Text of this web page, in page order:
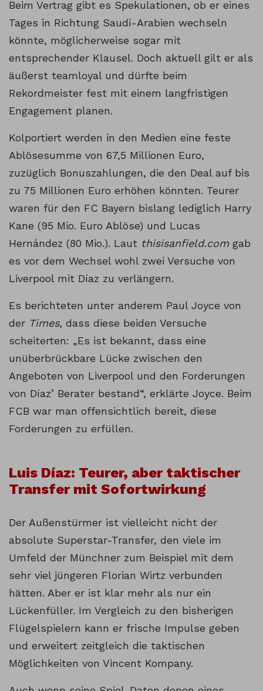
Beim Vertrag gibt es Spekulationen, ob er eines
Tages in Richtung Saudi-Arabien wechseln
könnte, möglicherweise sogar mit
entsprechender Klausel. Doch aktuell gilt er als
äußerst teamloyal und dürfte beim
Rekordmeister fest mit einem langfristigen
Engagement planen.
Kolportiert werden in den Medien eine feste
Ablösesumme von 67,5 Millionen Euro,
zuzüglich Bonuszahlungen, die den Deal auf bis
zu 75 Millionen Euro erhöhen könnten. Teurer
waren für den FC Bayern bislang lediglich Harry
Kane (95 Mio. Euro Ablöse) und Lucas
Hernández (80 Mio.). Laut thisisanfield.com gab
es vor dem Wechsel wohl zwei Versuche von
Liverpool mit Díaz zu verlängern.
Es berichteten unter anderem Paul Joyce von
der Times, dass diese beiden Versuche
scheiterten: „Es ist bekannt, dass eine
unüberbrückbare Lücke zwischen den
Angeboten von Liverpool und den Forderungen
von Díaz’ Berater bestand“, erklärte Joyce. Beim
FCB war man offensichtlich bereit, diese
Forderungen zu erfüllen.
Luis Díaz: Teurer, aber taktischer
Transfer mit Sofortwirkung
Der Außenstürmer ist vielleicht nicht der
absolute Superstar-Transfer, den viele im
Umfeld der Münchner zum Beispiel mit dem
sehr viel jüngeren Florian Wirtz verbunden
hätten. Aber er ist klar mehr als nur ein
Lückenfüller. Im Vergleich zu den bisherigen
Flügelspielern kann er frische Impulse geben
und erweitert zeitgleich die taktischen
Möglichkeiten von Vincent Kompany.